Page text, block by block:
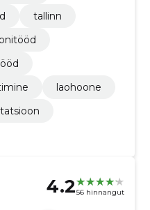
tallinn
laohoone
4.256 hinnangut